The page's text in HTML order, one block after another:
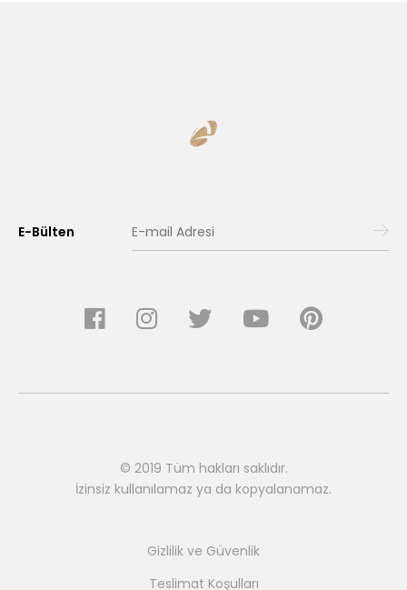
E-Bülten
© 2019 Tüm hakları saklıdır.
İzinsiz kullanılamaz ya da kopyalanamaz.
Gizlilik ve Güvenlik
Teslimat Koşulları